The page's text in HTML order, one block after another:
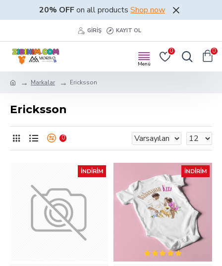
20% OFFon all products Shop now
GIRIŞ KAYIT OL
0 0
Markalar Ericksson
Ericksson
0
İNDIRIM İNDIRIM